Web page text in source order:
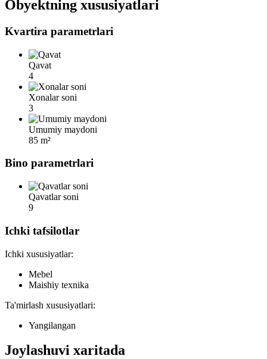
Obyektning xususiyatlari
Kvartira parametrlari
Qavat
4
Xonalar soni
3
Umumiy maydoni
85 m²
Bino parametrlari
Qavatlar soni
9
Ichki tafsilotlar
Ichki xususiyatlar:
Mebel
Maishiy texnika
Ta'mirlash xususiyatlari:
Yangilangan
Joylashuvi xaritada